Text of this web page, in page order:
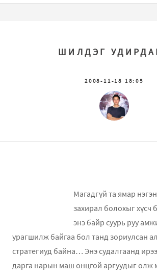
ШИЛДЭГ
2008-11-18 18:05
Магадгүй та ямар
захирал болохыг хүсч
энэ байр суурь руу
урагшилж байгаа бол танд зориулсан
стратегиуд байна… Энэ судалгаанд
дарга нарын маш онцгой аргуудыг олж